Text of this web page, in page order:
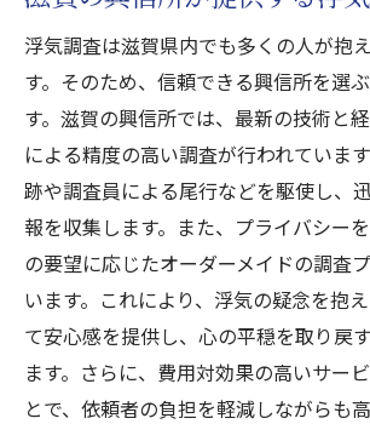
浮気調査は滋賀県内でも多くの人が抱
す。そのため、信頼できる興信所を選
す。滋賀の興信所では、最新の技術と
による精度の高い調査が行われていま
跡や調査員による尾行などを駆使し、
報を収集します。また、プライバシー
の要望に応じたオーダーメイドの調査
います。これにより、浮気の疑念を抱
て安心感を提供し、心の平穏を取り戻
ます。さらに、費用対効果の高いサー
とで、依頼者の負担を軽減しながらも